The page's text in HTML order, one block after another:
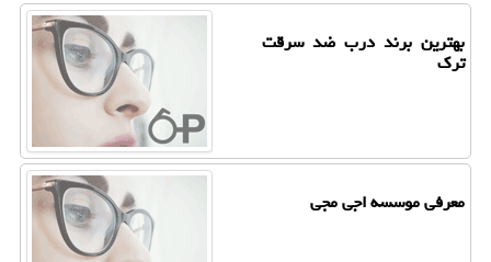
بهترین برند درب ضد سرقت
ترك
معرفی موسسه اجی مجی